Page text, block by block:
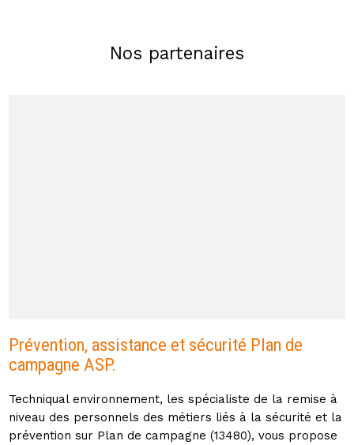
Nos partenaires
Prévention, assistance et sécurité Plan de
campagne ASP.
Techniqual environnement, les spécialiste de la remise à
niveau des personnels des métiers liés à la sécurité et la
prévention sur Plan de campagne (13480), vous propose